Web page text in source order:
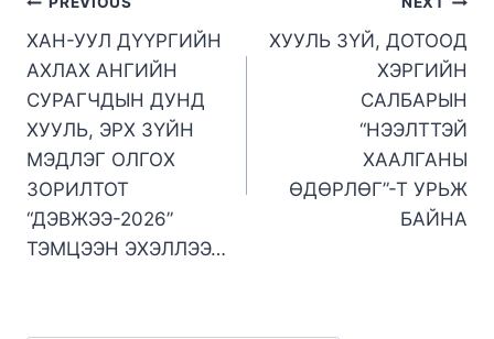
ХАН-УУЛ ДҮҮРГИЙН
АХЛАХ АНГИЙН
СУРАГЧДЫН ДУНД
ХУУЛЬ, ЭРХ ЗҮЙН
МЭДЛЭГ ОЛГОХ
ЗОРИЛТОТ
“ДЭВЖЭЭ-2026”
ТЭМЦЭЭН ЭХЭЛЛЭЭ…
ХУУЛЬ ЗҮЙ, ДОТООД
ХЭРГИЙН
САЛБАРЫН
“НЭЭЛТТЭЙ
ХААЛГАНЫ
ӨДӨРЛӨГ”-Т УРЬЖ
БАЙНА